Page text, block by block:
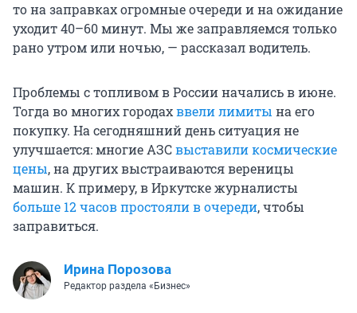
то на заправках огромные очереди и на ожидание
уходит 40–60 минут. Мы же заправляемся только
рано утром или ночью, — рассказал водитель.
Проблемы с топливом в России начались в июне.
Тогда во многих городахввели лимиты на его
покупку. На сегодняшний день ситуация не
улучшается: многие АЗСвыставили космические
цены, на других выстраиваются вереницы
машин. К примеру, в Иркутске журналисты
больше 12 часов простояли в очереди, чтобы
заправиться.
Ирина Порозова
Редактор раздела «Бизнес»